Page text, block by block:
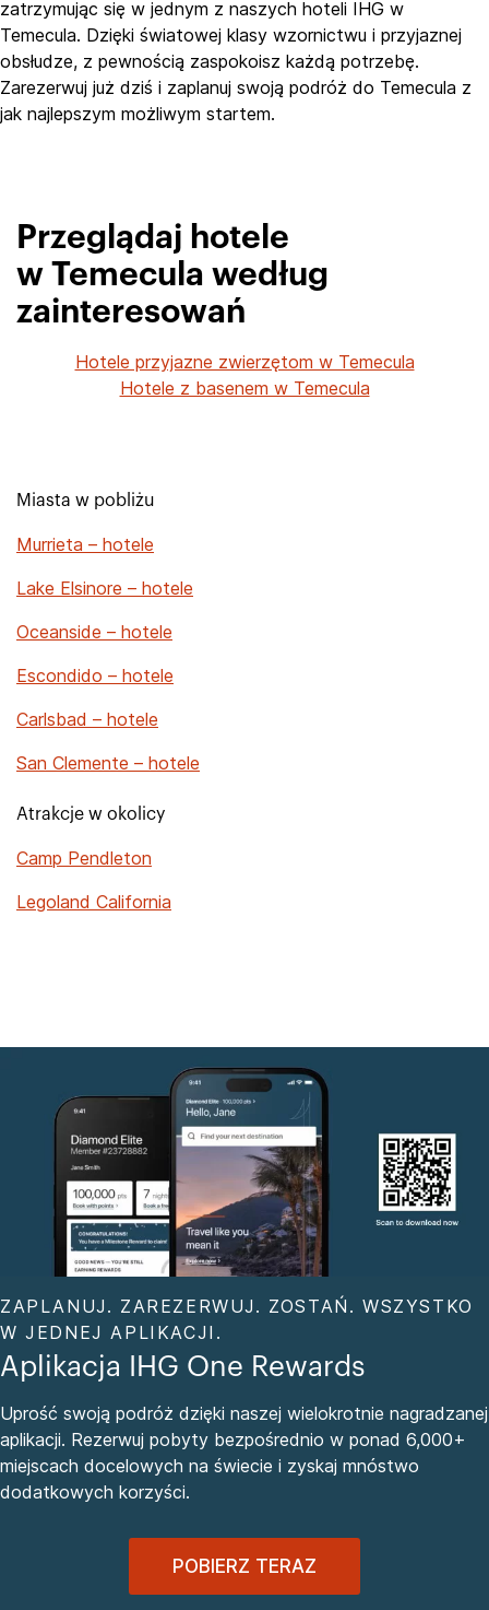
zatrzymując się w jednym z naszych hoteli IHG w
Temecula. Dzięki światowej klasy wzornictwu i przyjaznej
obsłudze, z pewnością zaspokoisz każdą potrzebę.
Zarezerwuj już dziś i zaplanuj swoją podróż do Temecula z
jak najlepszym możliwym startem.
Przeglądaj hotele
w Temecula według
zainteresowań
Hotele przyjazne zwierzętom w Temecula
Hotele z basenem w Temecula
Miasta w pobliżu
Murrieta – hotele
Lake Elsinore – hotele
Oceanside – hotele
Escondido – hotele
Carlsbad – hotele
San Clemente – hotele
Atrakcje w okolicy
Camp Pendleton
Legoland California
ZAPLANUJ. ZAREZERWUJ. ZOSTAŃ. WSZYSTKO
W JEDNEJ APLIKACJI.
Aplikacja IHG One Rewards
Uprość swoją podróż dzięki naszej wielokrotnie nagradzanej
aplikacji. Rezerwuj pobyty bezpośrednio w ponad 6,000+
miejscach docelowych na świecie i zyskaj mnóstwo
dodatkowych korzyści.
POBIERZ TERAZ